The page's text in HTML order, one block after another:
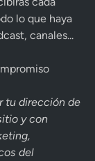
lo que haya
canales...
tu dirección de
y con
del